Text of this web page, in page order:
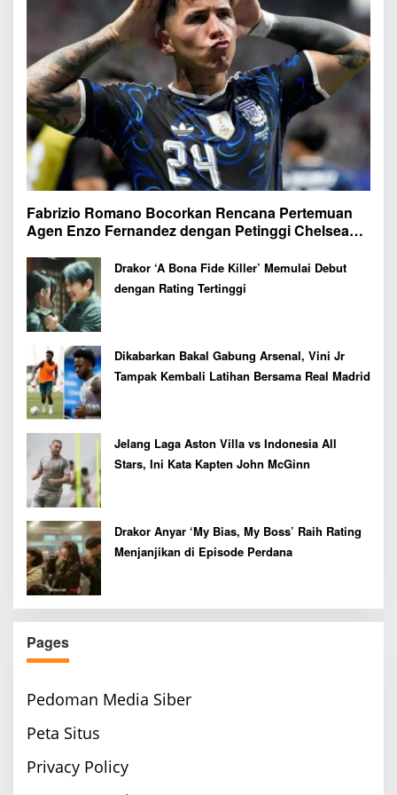
Fabrizio Romano Bocorkan Rencana Pertemuan
Agen Enzo Fernandez dengan Petinggi Chelsea
Drakor ‘A Bona Fide Killer’ Memulai Debut
dengan Rating Tertinggi
Dikabarkan Bakal Gabung Arsenal, Vini Jr
Tampak Kembali Latihan Bersama Real Madrid
Jelang Laga Aston Villa vs Indonesia All
Stars, Ini Kata Kapten John McGinn
Drakor Anyar ‘My Bias, My Boss’ Raih Rating
Menjanjikan di Episode Perdana
Pages
Pedoman Media Siber
Peta Situs
Privacy Policy